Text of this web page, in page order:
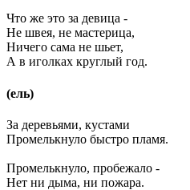
Что же это за девица -
Не швея, не мастерица,
Ничего сама не шьет,
А в иголках круглый год.
(ель)
За деревьями, кустами
Промелькнуло быстро пламя.
Промелькнуло, пробежало -
Нет ни дыма, ни пожара.